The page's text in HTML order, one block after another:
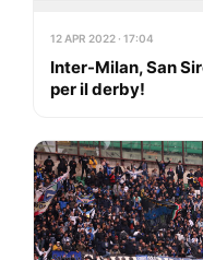
12 APR 2022 · 17:04
Inter-Milan, San
per il derby!